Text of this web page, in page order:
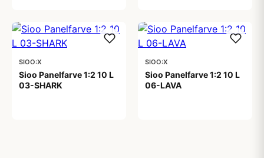
SIOO:X
Sioo Panelfarve 1:2 10 L
03-SHARK
SIOO:X
Sioo Panelfarve 1:2 10 L
06-LAVA